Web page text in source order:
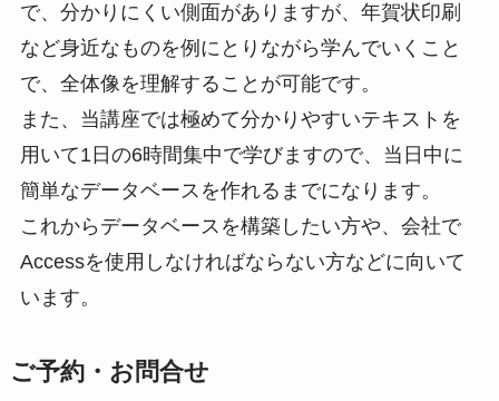
で、分かりにくい側面がありますが、年賀状印刷
など身近なものを例にとりながら学んでいくこと
で、全体像を理解することが可能です。
また、当講座では極めて分かりやすいテキストを
用いて1日の6時間集中で学びますので、当日中に
簡単なデータベースを作れるまでになります。
これからデータベースを構築したい方や、会社で
Accessを使用しなければならない方などに向いて
います。
ご予約・お問合せ